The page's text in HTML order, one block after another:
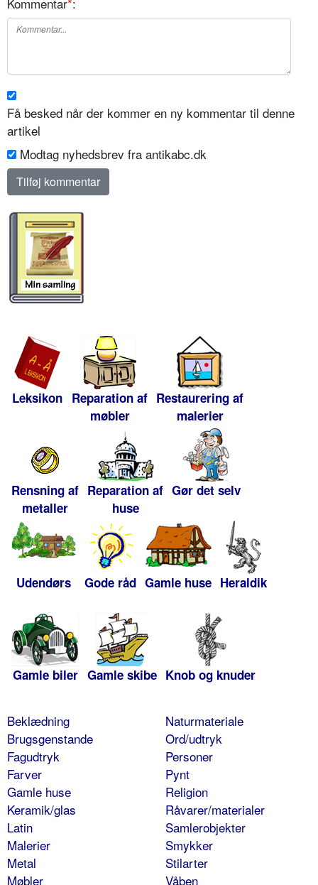
Få besked når der kommer en ny kommentar til denne
artikel
Modtag nyhedsbrev fra antikabc.dk
Leksikon Reparation af
møbler
Restaurering af
malerier
Rensning af
metaller
Reparation af
huse
Gør det selv
Udendørs Gode råd Gamle huse Heraldik
Gamle biler Gamle skibe Knob og knuder
Beklædning
Brugsgenstande
Fagudtryk
Farver
Gamle huse
Keramik/glas
Latin
Malerier
Metal
Møbler
Naturmateriale
Ord/udtryk
Personer
Pynt
Religion
Råvarer/materialer
Samlerobjekter
Smykker
Stilarter
Våben